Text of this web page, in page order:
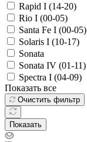
Rapid I (14-20)
Rio I (00-05)
Santa Fe I (00-05)
Solaris I (10-17)
Sonata
Sonata IV (01-11)
Spectra I (04-09)
Показать все
Очистить фильтр
Показать